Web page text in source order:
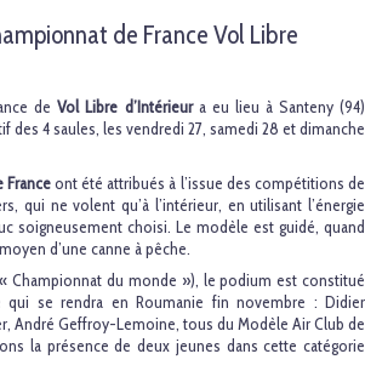
de France Vol Libre
deVol Libre d’Intérieura eu lieu à Santeny (94)
des 4 saules, les vendredi 27, samedi 28 et dimanche
Franceont été attribués à l’issue des compétitions de
qui ne volent qu’à l’intérieur, en utilisant l’énergie
soigneusement choisi. Le modèle est guidé, quand
d’une canne à pêche.
Championnat du monde »), le podium est constitué
qui se rendra en Roumanie fin novembre : Didier
André Geffroy-Lemoine, tous du Modèle Air Club de
la présence de deux jeunes dans cette catégorie